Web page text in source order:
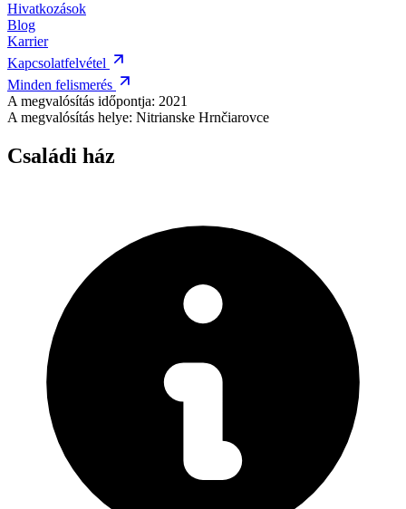
Hivatkozások
Blog
Karrier
Kapcsolatfelvétel
Minden felismerés
A megvalósítás időpontja: 2021
A megvalósítás helye: Nitrianske Hrnčiarovce
Családi ház